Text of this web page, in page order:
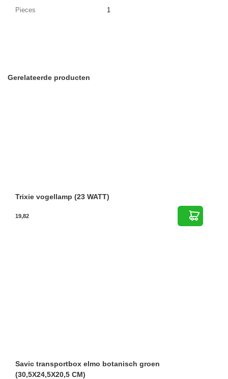
Pieces 1
Gerelateerde producten
Trixie vogellamp (23 WATT)
19,82
Savic transportbox elmo botanisch groen
(30,5X24,5X20,5 CM)